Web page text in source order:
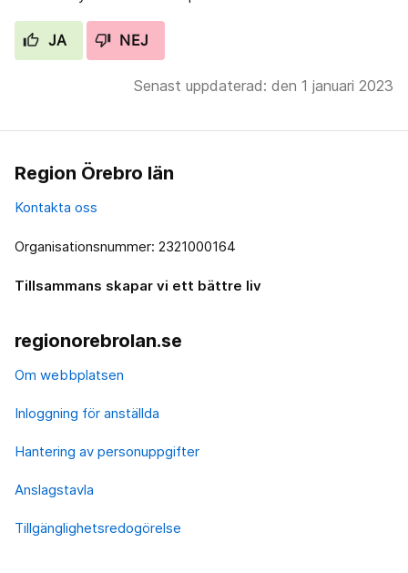
JA NEJ
Senast uppdaterad: den 1 januari 2023
Region Örebro län
Kontakta oss
Organisationsnummer: 2321000164
Tillsammans skapar vi ett bättre liv
regionorebrolan.se
Om webbplatsen
Inloggning för anställda
Hantering av personuppgifter
Anslagstavla
Tillgänglighetsredogörelse